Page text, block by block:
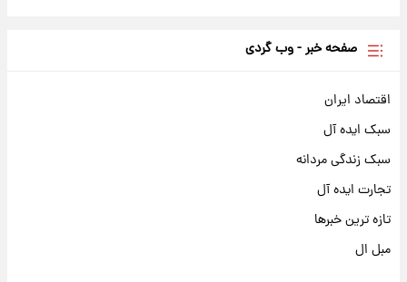
صفحه خبر - وب گردی
اقتصاد ایران
سبک ایده آل
سبک زندگی مردانه
تجارت ایده آل
تازه ترین خبرها
مبل ال